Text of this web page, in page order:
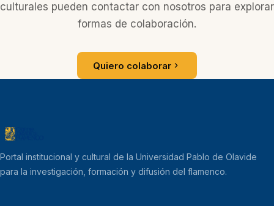
culturales pueden contactar con nosotros para explorar
formas de colaboración.
Quiero colaborar
Portal institucional y cultural de la Universidad Pablo de Olavide
para la investigación, formación y difusión del flamenco.